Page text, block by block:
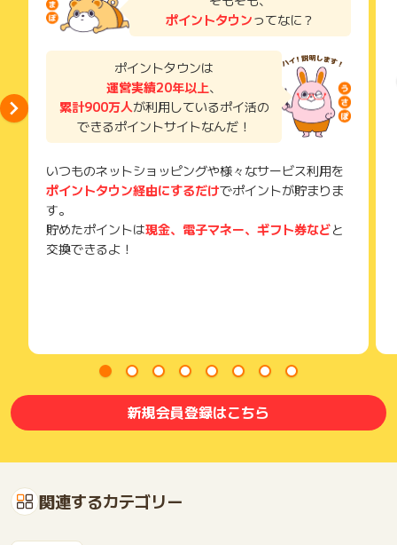
獲得待ち・獲得失敗の状態でお問い合わせされる際に、該当の
メールを送っていただく場合がございます。
そのため、紛失・破棄された場合は対応いたしかねますので、
ご注意ください。
(※) SafariやChromeなどwebサイトを表示するアプリのこと
ポイントタウンってなに？
ポイントタウンは
運営実績20年以上、
累計900万人が利用しているポイ活の
できるポイントサイトなんだ！
いつものネットショッピングや様々なサービス利用を
ポイントタウン経由にするだけでポイントが貯まりま
す。
貯めたポイントは現金、電子マネー、ギフト券などと
交換できるよ！
新規会員登録はこちら
関連するカテゴリー